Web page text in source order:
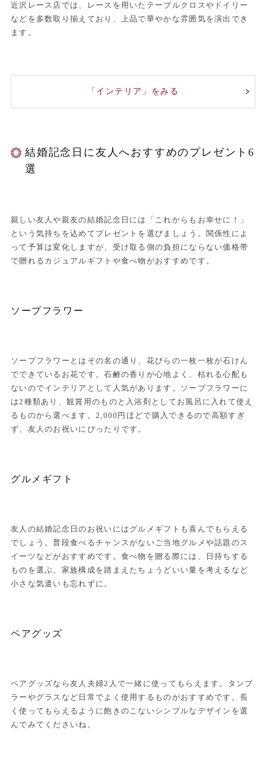
近沢レース店では、レースを用いたテーブルクロスやドイリー
などを多数取り揃えており、上品で華やかな雰囲気を演出でき
ます。
「インテリア」をみる
結婚記念日に友人へおすすめのプレゼント6
選
親しい友人や親友の結婚記念日には「これからもお幸せに！」
という気持ちを込めてプレゼントを選びましょう。関係性によ
って予算は変化しますが、受け取る側の負担にならない価格帯
で贈れるカジュアルギフトや食べ物がおすすめです。
ソープフラワー
ソープフラワーとはその名の通り、花びらの一枚一枚が石けん
でできているお花です。石鹸の香りが心地よく、枯れる心配も
ないのでインテリアとして人気があります。ソープフラワーに
は2種類あり、観賞用のものと入浴剤としてお風呂に入れて使え
るものから選べます。2,000円ほどで購入できるので高額すぎ
ず、友人のお祝いにぴったりです。
グルメギフト
友人の結婚記念日のお祝いにはグルメギフトも喜んでもらえる
でしょう。普段食べるチャンスがないご当地グルメや話題のス
イーツなどがおすすめです。食べ物を贈る際には、日持ちする
ものを選ぶ、家族構成を踏まえたちょうどいい量を考えるなど
小さな気遣いも忘れずに。
ペアグッズ
ペアグッズなら友人夫婦2人で一緒に使ってもらえます。タンブ
ラーやグラスなど日常でよく使用するものがおすすめです。長
く使ってもらえるように飽きのこないシンプルなデザインを選
んでみてくださいね。